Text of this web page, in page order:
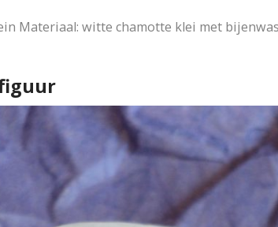
Materiaal: witte chamotte klei met